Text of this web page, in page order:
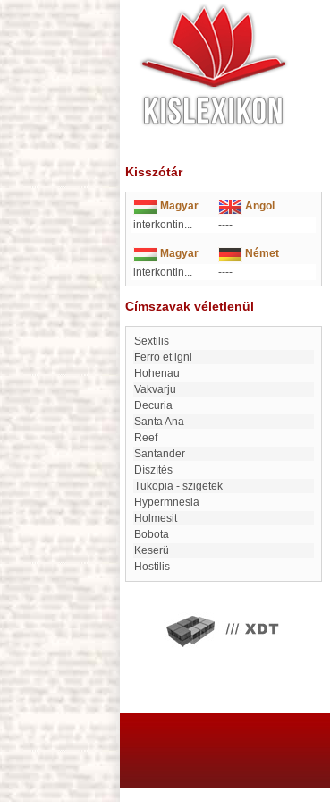
Kisszótár
Magyar
Angol
interkontin...
----
Magyar
Német
interkontin...
----
Címszavak véletlenül
Sextilis
Ferro et igni
Hohenau
Vakvarju
Decuria
Santa Ana
Reef
Santander
díszítés
Tukopia - szigetek
hypermnesia
Holmesit
Bobota
Keserü
Hostilis